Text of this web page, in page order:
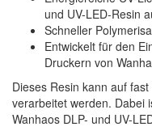
und UV-LED-Resin
Schneller
Entwickelt für den
Druckern von
Dieses Resin kann auf
verarbeitet werden. Dabei
Wanhaos DLP- und UV-